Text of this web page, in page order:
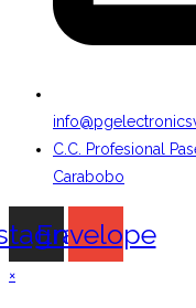
C.C. Profesional
Carabobo
Envelope
×